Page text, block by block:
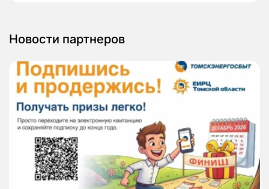
Новости партнеров